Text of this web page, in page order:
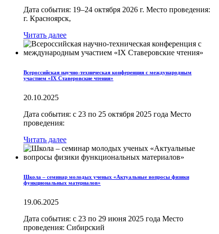
Дата события: 19–24 октября 2026 г. Место проведения:
г. Красноярск,
Читать далее
Всероссийская научно-техническая конференция с международным
участием «IX Ставеровские чтения»
20.10.2025
Дата события: с 23 по 25 октября 2025 года Место
проведения:
Читать далее
Школа – семинар молодых ученых «Актуальные вопросы физики
функциональных материалов»
19.06.2025
Дата события: с 23 по 29 июня 2025 года Место
проведения: Сибирский